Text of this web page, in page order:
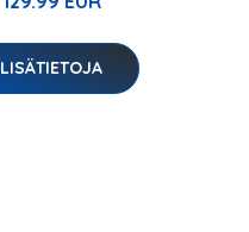
LISÄTIETOJA